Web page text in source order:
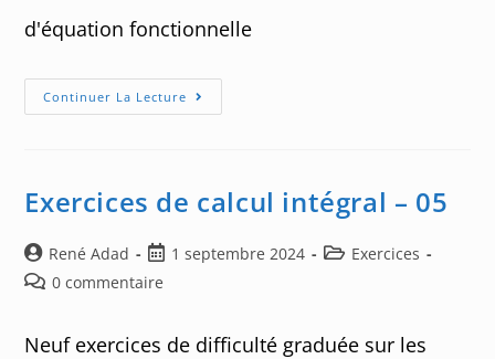
d'équation fonctionnelle
Continuer La Lecture Challenge
88
Fonctionnelle
Exercices de calcul intégral – 05
Auteur/autrice
de
René Adad
Post
published:
1 septembre 2024
PostExercices
Post0 commentaire
Neuf exercices de difficulté graduée sur les